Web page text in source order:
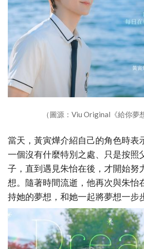
（圖源：Viu Original《給你夢
當天，黃寅燁介紹自己的角色時表
一個沒有什麼特別之處、只是按照
子，直到遇見朱怡在後，才開始努
想。隨著時間流逝，他再次與朱怡
持她的夢想，和她一起將夢想一步